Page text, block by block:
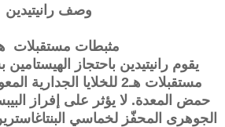
وصف رانيتيدين
مثبطات مستقبلات
يقوم رانيتيدين باحتجاز
مستقبلات هـ2 للخلايا
حمض المعدة. لا يؤثر على إفراز
الجوهرى المحفّز لخماسي